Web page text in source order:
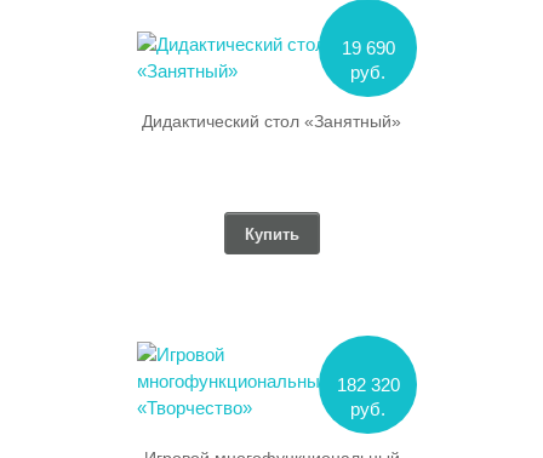
19 690
руб.
Дидактический стол «Занятный»
Купить
182 320
руб.